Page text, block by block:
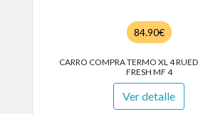
84.90€
CARRO COMPRA TERMO XL 4
FRESH MF 4
Ver detalle